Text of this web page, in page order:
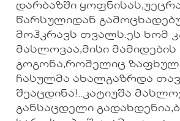
დარბაზში
წარსულიდან
მოჰკრავს თვალს.ეს ხომ
მასლოვაა,მისი მამიდების
გოგონა,რომელიც
ჩასულმა ახალგაზრდა
შეაცდინა!..კატიუშა
განსაცდელი